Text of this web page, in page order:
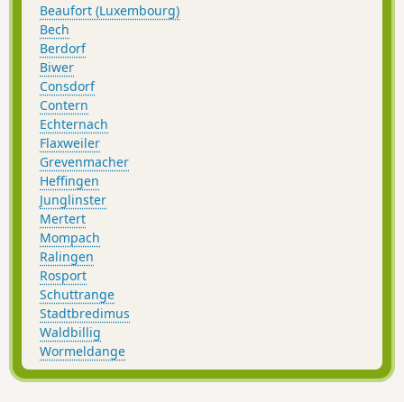
Beaufort (Luxembourg)
Bech
Berdorf
Biwer
Consdorf
Contern
Echternach
Flaxweiler
Grevenmacher
Heffingen
Junglinster
Mertert
Mompach
Ralingen
Rosport
Schuttrange
Stadtbredimus
Waldbillig
Wormeldange